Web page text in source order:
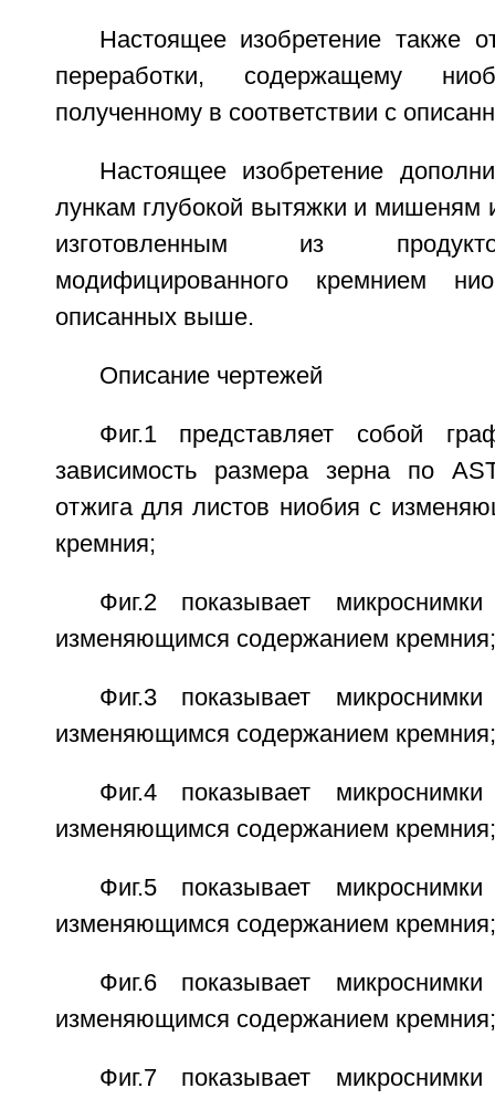
Настоящее изобретение также
переработки, содержащему
полученному в соответствии с
Настоящее изобретение
лункам глубокой вытяжки и мишеням
изготовленным из
модифицированного кремнием
описанных выше.
Описание чертежей
Фиг.1 представляет собой
зависимость размера зерна по
отжига для листов ниобия с
кремния;
Фиг.2 показывает
изменяющимся содержанием кремния;
Фиг.3 показывает
изменяющимся содержанием кремния;
Фиг.4 показывает
изменяющимся содержанием кремния;
Фиг.5 показывает
изменяющимся содержанием кремния;
Фиг.6 показывает
изменяющимся содержанием кремния;
Фиг.7 показывает